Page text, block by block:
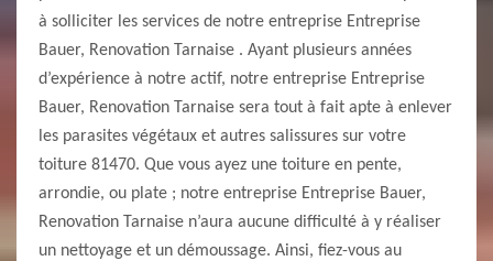
à solliciter les services de notre entreprise Entreprise
Bauer, Renovation Tarnaise . Ayant plusieurs années
d’expérience à notre actif, notre entreprise Entreprise
Bauer, Renovation Tarnaise sera tout à fait apte à enlever
les parasites végétaux et autres salissures sur votre
toiture 81470. Que vous ayez une toiture en pente,
arrondie, ou plate ; notre entreprise Entreprise Bauer,
Renovation Tarnaise n’aura aucune difficulté à y réaliser
un nettoyage et un démoussage. Ainsi, fiez-vous au